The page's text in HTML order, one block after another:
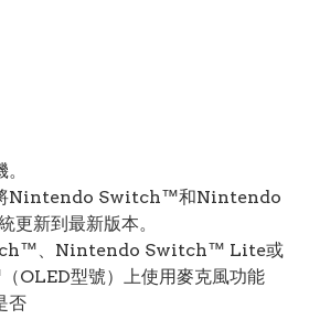
將Nintendo Switch™和Nintendo
新到最新版本。
、Nintendo Switch™ Lite或
型號）上使用麥克風功能
否